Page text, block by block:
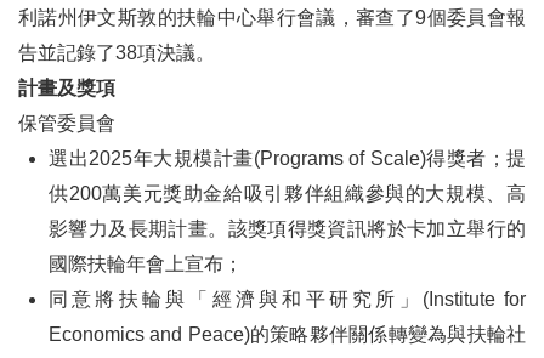
利諾州伊文斯敦的扶輪中心舉行會議，審查了9個委員會報
告並記錄了38項決議。
計畫及獎項
保管委員會
選出2025年大規模計畫(Programs of Scale)得獎者；提
供200萬美元獎助金給吸引夥伴組織參與的大規模、高
影響力及長期計畫。該獎項得獎資訊將於卡加立舉行的
國際扶輪年會上宣布；
同意將扶輪與「經濟與和平研究所」(Institute for
Economics and Peace)的策略夥伴關係轉變為與扶輪社